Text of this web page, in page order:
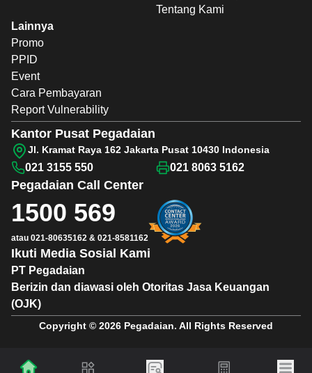
Tentang Kami
Lainnya
Promo
PPID
Event
Cara Pembayaran
Report Vulnerability
PT Pegadaian
Berizin dan diawasi oleh Otoritas Jasa Keuangan
(OJK)
Ikuti Media Sosial Kami
Pegadaian Call Center
1500 569
atau 021-80635162 & 021-8581162
Kantor Pusat Pegadaian
Jl. Kramat Raya 162 Jakarta Pusat 10430 Indonesia
021 3155 550 021 8063 5162
Copyright © 2026 Pegadaian. All Rights Reserved